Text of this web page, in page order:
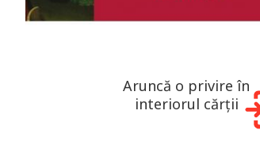
Aruncă o privire în
interiorul cărții